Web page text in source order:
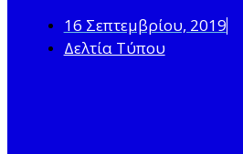
16 Σεπτεμβρίου, 2019
Δελτία Τύπου